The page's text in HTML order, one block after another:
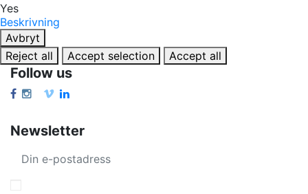
Yes
Beskrivning
Avbryt
Reject all
Accept selection Accept all
Follow us
Newsletter